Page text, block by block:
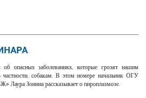
об опасных заболеваниях, которые грозят нашим
частности, собакам. В этом номере начальник ОГУ
Лаура Зонина рассказывает о пироплазмозе.